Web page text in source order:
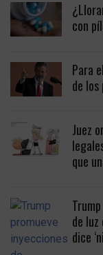
con
Para
de
Juez
que
de
dice